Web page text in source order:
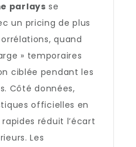
parlays se
un pricing de plus
quand
» temporaires
ciblée pendant les
Côté données,
officielles en
réduit l’écart
Les